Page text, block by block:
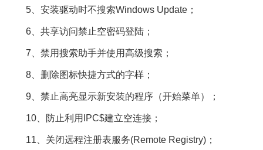
5、安装驱动时不搜索Windows Update；
6、共享访问禁止空密码登陆；
7、禁用搜索助手并使用高级搜索；
8、删除图标快捷方式的字样；
9、禁止高亮显示新安装的程序（开始菜单）；
10、防止利用IPC$建立空连接；
11、关闭远程注册表服务(Remote Registry)；